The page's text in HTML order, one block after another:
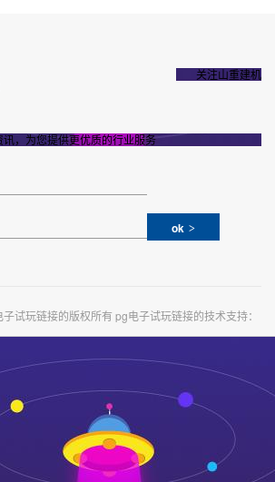
关注山重建机
，为您提供更优质的行业服务
ok
试玩链接的版权所有 pg电子试玩链接的技术支持：